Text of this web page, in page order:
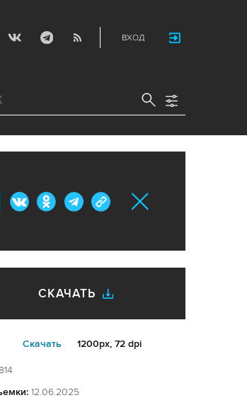
ВХОД
СКАЧАТЬ
Cкачать 1200px, 72 dpi
12.06.2025